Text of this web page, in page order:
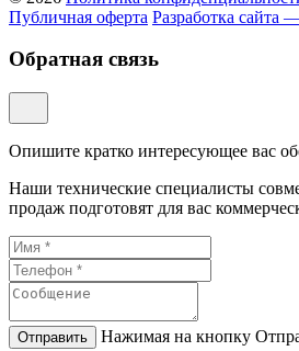
Публичная оферта Разработка сайта
Обратная связь
Опишите кратко интересующее вас
Наши технические специалисты
продаж подготовят для вас
Отправить
Нажимая на кнопку